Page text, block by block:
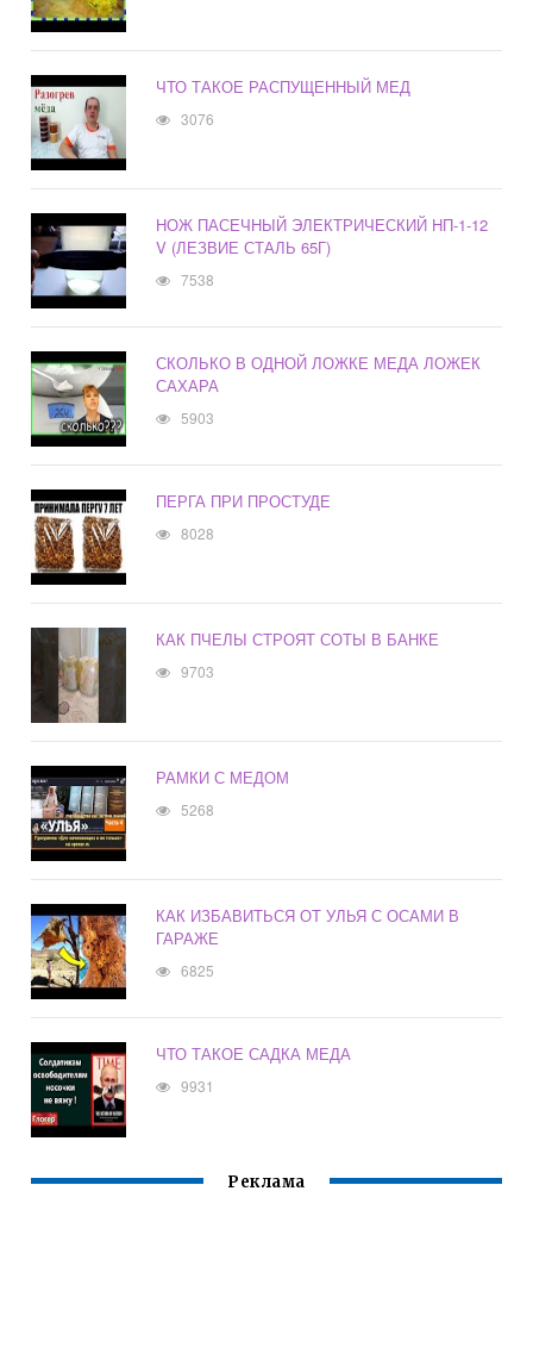
ЧТО ТАКОЕ РАСПУЩЕННЫЙ МЕД
3076
НОЖ ПАСЕЧНЫЙ ЭЛЕКТРИЧЕСКИЙ HП-1-12
V (ЛЕЗВИЕ СТАЛЬ 65Г)
7538
СКОЛЬКО В ОДНОЙ ЛОЖКЕ МЕДА ЛОЖЕК
САХАРА
5903
ПЕРГА ПРИ ПРОСТУДЕ
8028
КАК ПЧЕЛЫ СТРОЯТ СОТЫ В БАНКЕ
9703
РАМКИ С МЕДОМ
5268
КАК ИЗБАВИТЬСЯ ОТ УЛЬЯ С ОСАМИ В
ГАРАЖЕ
6825
ЧТО ТАКОЕ САДКА МЕДА
9931
Реклама